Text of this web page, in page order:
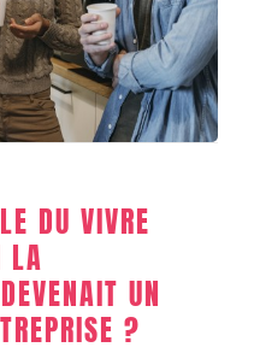
corporate
DU VIVRE
LA
UN
?